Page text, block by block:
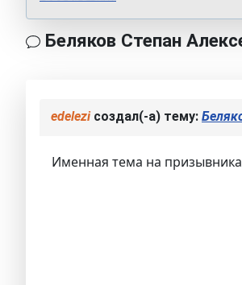
Беляков Степан
edeleziсоздал(-а) тему:
Именная тема на призывника